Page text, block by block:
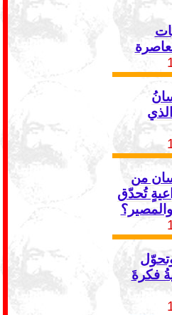
من
تُحدّق
فكرةَ